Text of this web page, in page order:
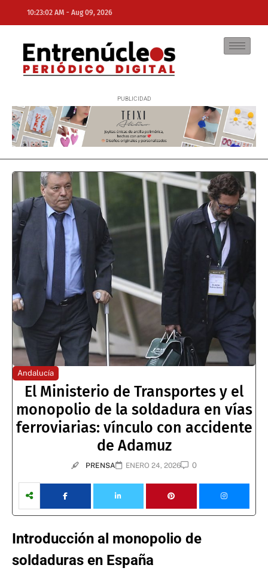
10:23:02 AM - Aug 09, 2026
NE
Andalucía
El Ministerio de Transportes y el
monopolio de la soldadura en vías
ferroviarias: vínculo con accidente
de Adamuz
PRENSA ENERO 24, 2026 0
Introducción al monopolio de
soldaduras en España